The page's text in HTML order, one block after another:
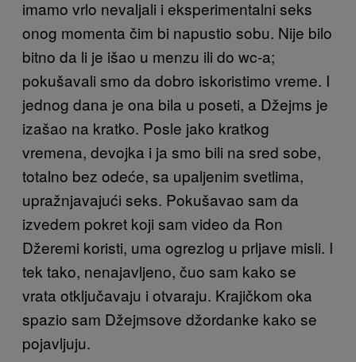
imamo vrlo nevaljali i eksperimentalni seks
onog momenta čim bi napustio sobu. Nije bilo
bitno da li je išao u menzu ili do wc-a;
pokušavali smo da dobro iskoristimo vreme. I
jednog dana je ona bila u poseti, a Džejms je
izašao na kratko. Posle jako kratkog
vremena, devojka i ja smo bili na sred sobe,
totalno bez odeće, sa upaljenim svetlima,
upražnjavajući seks. Pokušavao sam da
izvedem pokret koji sam video da Ron
Džeremi koristi, uma ogrezlog u prljave misli. I
tek tako, nenajavljeno, čuo sam kako se
vrata otključavaju i otvaraju. Krajičkom oka
spazio sam Džejmsove džordanke kako se
pojavljuju.